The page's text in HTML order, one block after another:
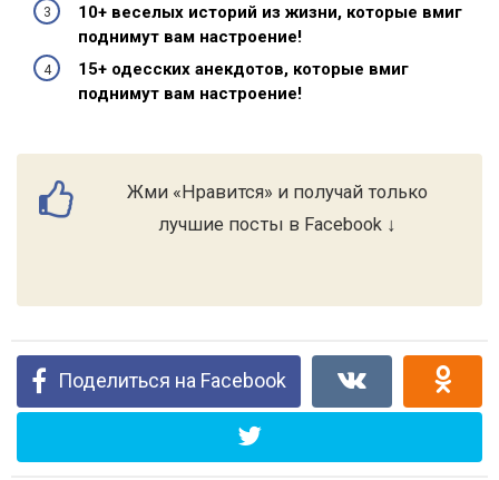
10+ веселых историй из жизни, которые вмиг
поднимут вам настроение!
15+ одесских анекдотов, которые вмиг
поднимут вам настроение!
Жми «Нравится» и получай только
лучшие посты в Facebook ↓
Поделиться на Facebook